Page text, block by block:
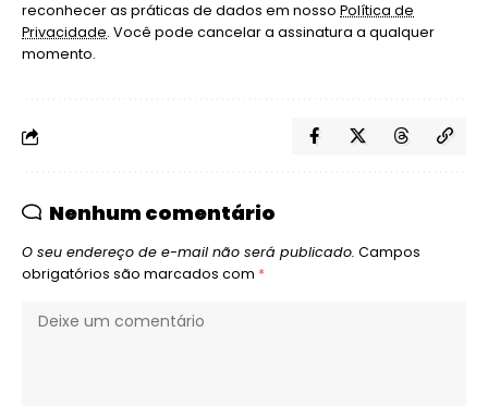
reconhecer as práticas de dados em nosso Política de
Privacidade. Você pode cancelar a assinatura a qualquer
momento.
Nenhum comentário
O seu endereço de e-mail não será publicado. Campos
obrigatórios são marcados com *